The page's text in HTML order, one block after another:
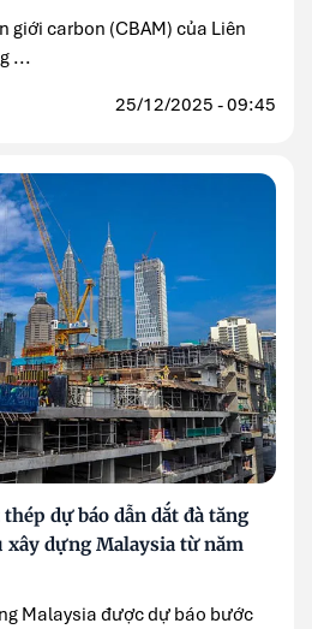
giới carbon (CBAM) của Liên
...
25/12/2025 - 09:45
dự báo dẫn dắt đà tăng
dựng Malaysia từ năm
Malaysia được dự báo bước